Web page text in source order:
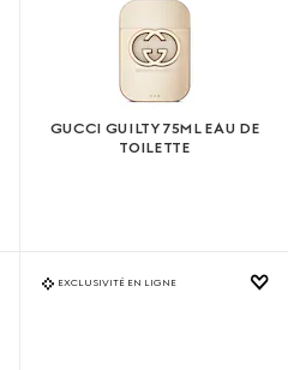
GUCCI GUILTY 75ML EAU DE
TOILETTE
EXCLUSIVITÉ EN LIGNE